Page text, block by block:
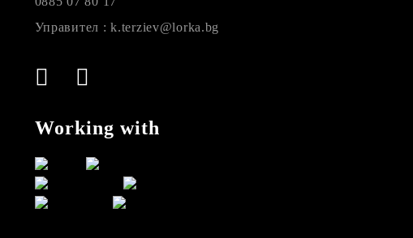
Управител : k.terziev@lorka.bg
Working with